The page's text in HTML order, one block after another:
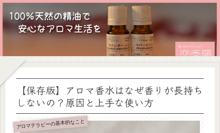
【保存版】アロマ香水はなぜ香りが長持ち
しないの？原因と上手な使い方
アロマテラピーの基本的なこと